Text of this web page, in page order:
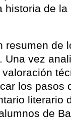
historia de la
resumen de
vez
los pasos
literario
de